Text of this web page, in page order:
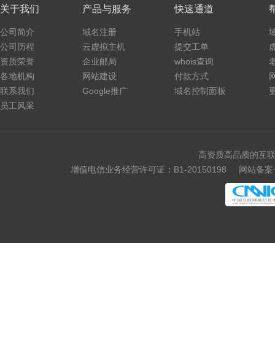
关于我们
公司简介
公司历程
资质荣誉
各地机构
联系我们
员工风采
产品与服务
域名注册
云虚拟主机
企业邮局
网站建设
Google推广
快速通道
手机站
提交工单
whois查询
付款方式
域名控制面板
高资质高品质的互
增值电信业务经营许可证：B1-20150198
网站备